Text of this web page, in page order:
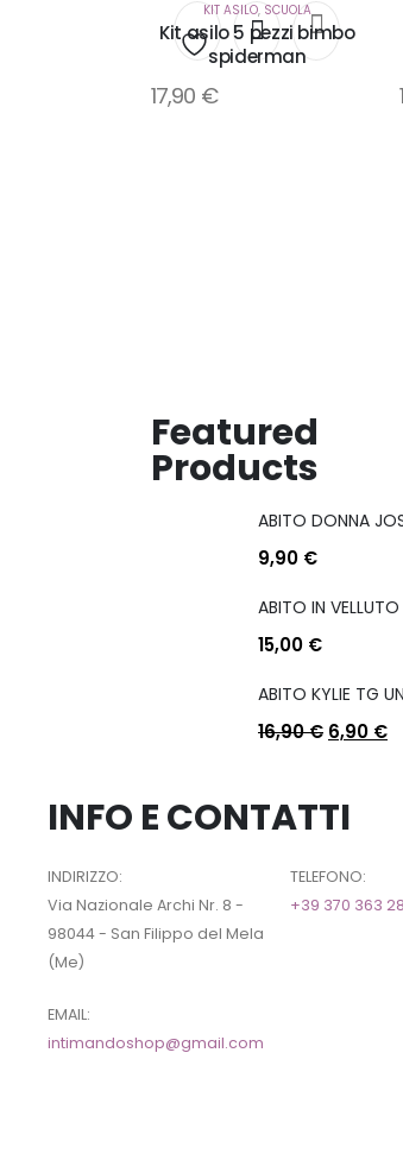
Aggiungi
KIT ASILO, SCUOLA
Kit asilo 5 pezzi bimbo
spiderman
17,90 €
Featured
Products
9,90 €
15,00 €
16,90€ 6,90 €
INFO E CONTATTI
INDIRIZZO:
Via Nazionale Archi Nr. 8 -
98044 - San Filippo del Mela
(Me)
TELEFONO:
+39 370 363
EMAIL:
intimandoshop@gmail.com